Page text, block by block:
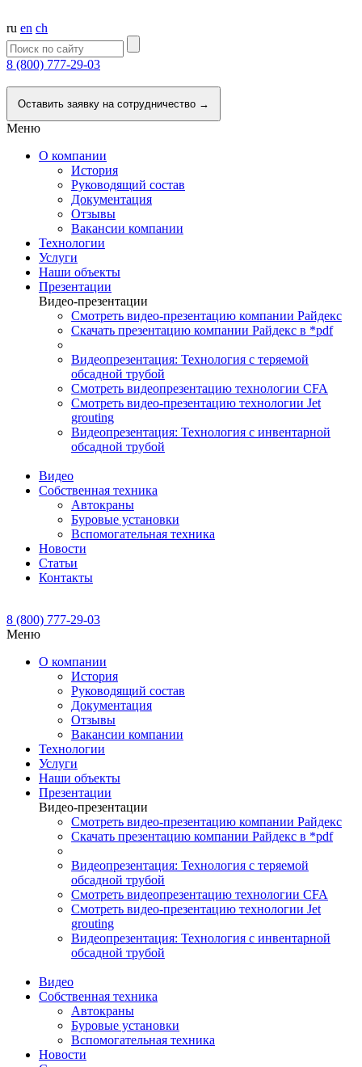
ru en ch
8 (800) 777-29-03
Оставить заявку на сотрудничество →
Меню
О компании
История
Руководящий состав
Документация
Отзывы
Вакансии компании
Технологии
Услуги
Наши объекты
Презентации
Видео-презентации
Смотреть видео-презентацию компании Райдекс
Скачать презентацию компании Райдекс в *pdf
Видеопрезентация: Технология с теряемой
обсадной трубой
Смотреть видеопрезентацию технологии CFA
Смотреть видео-презентацию технологии Jet
grouting
Видеопрезентация: Технология с инвентарной
обсадной трубой
Видео
Собственная техника
Автокраны
Буровые установки
Вспомогательная техника
Новости
Статьи
Контакты
8 (800) 777-29-03
Меню
О компании
История
Руководящий состав
Документация
Отзывы
Вакансии компании
Технологии
Услуги
Наши объекты
Презентации
Видео-презентации
Смотреть видео-презентацию компании Райдекс
Скачать презентацию компании Райдекс в *pdf
Видеопрезентация: Технология с теряемой
обсадной трубой
Смотреть видеопрезентацию технологии CFA
Смотреть видео-презентацию технологии Jet
grouting
Видеопрезентация: Технология с инвентарной
обсадной трубой
Видео
Собственная техника
Автокраны
Буровые установки
Вспомогательная техника
Новости